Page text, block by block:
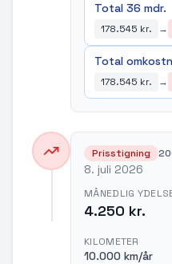
Total 36 mdr.
178.545 kr. →
Total
178.545 kr. →
Prisstigning
8. juli 2026
MÅNEDLIG
4.250 kr.
KILOMETER
10.000 km/år